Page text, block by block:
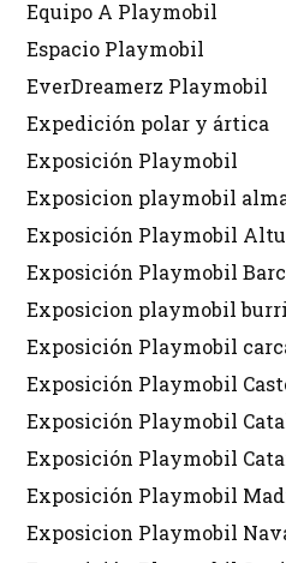
Equipo A Playmobil
Espacio Playmobil
EverDreamerz Playmobil
Expedición polar y ártica
Exposición Playmobil
Exposicion playmobil
Exposición Playmobil
Exposición Playmobil
Exposicion playmobil
Exposición Playmobil
Exposición Playmobil
Exposición Playmobil
Exposición Playmobil
Exposición Playmobil
Exposicion Playmobil